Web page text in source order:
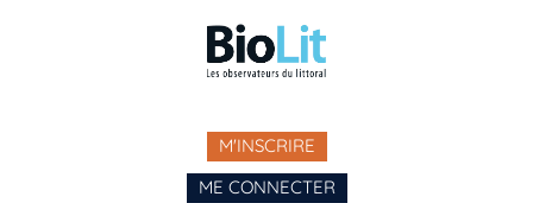
M'INSCRIRE
ME CONNECTER